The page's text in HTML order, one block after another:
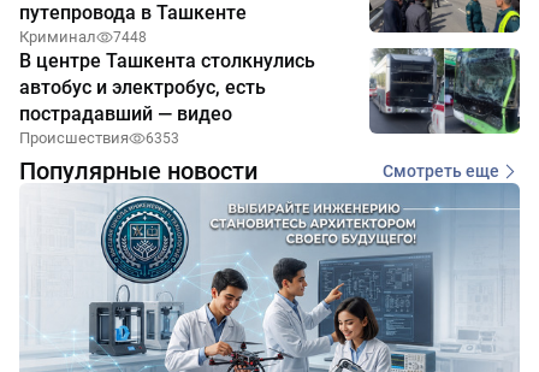
путепровода в Ташкенте
Криминал 7448
В центре Ташкента столкнулись
автобус и электробус, есть
пострадавший — видео
Происшествия 6353
Популярные новости Смотреть еще